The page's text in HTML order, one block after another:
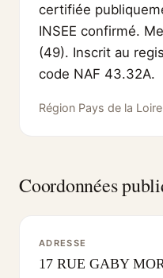
certifiée
INSEE confirmé.
(49). Inscrit au
code NAF 43.32A.
Région Pays de la
Coordonnées
ADRESSE
17 RUE GABY